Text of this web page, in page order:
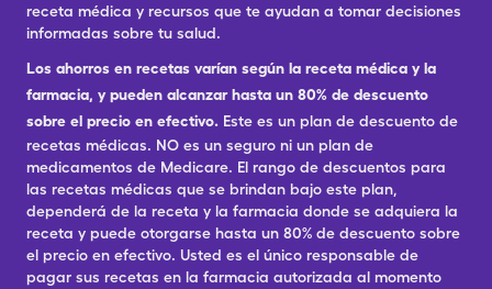
receta médica y recursos que te ayudan a tomar decisiones
informadas sobre tu salud.
Los ahorros en recetas varían según la receta médica y la
farmacia, y pueden alcanzar hasta un 80% de descuento
sobre el precio en efectivo. Este es un plan de descuento de
recetas médicas. NO es un seguro ni un plan de
medicamentos de Medicare. El rango de descuentos para
las recetas médicas que se brindan bajo este plan,
dependerá de la receta y la farmacia donde se adquiera la
receta y puede otorgarse hasta un 80% de descuento sobre
el precio en efectivo. Usted es el único responsable de
pagar sus recetas en la farmacia autorizada al momento